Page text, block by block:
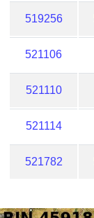
519256
521106
521110
521114
521782